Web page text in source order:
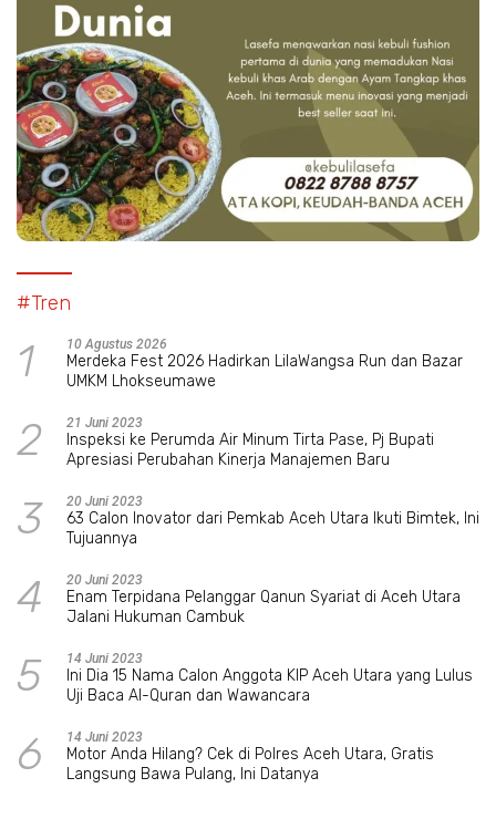
#Tren
1 10 Agustus 2026
Merdeka Fest 2026 Hadirkan LilaWangsa Run dan Bazar
UMKM Lhokseumawe
2 21 Juni 2023
Inspeksi ke Perumda Air Minum Tirta Pase, Pj Bupati
Apresiasi Perubahan Kinerja Manajemen Baru
3 20 Juni 2023
63 Calon Inovator dari Pemkab Aceh Utara Ikuti Bimtek, Ini
Tujuannya
4 20 Juni 2023
Enam Terpidana Pelanggar Qanun Syariat di Aceh Utara
Jalani Hukuman Cambuk
5 14 Juni 2023
Ini Dia 15 Nama Calon Anggota KIP Aceh Utara yang Lulus
Uji Baca Al-Quran dan Wawancara
6 14 Juni 2023
Motor Anda Hilang? Cek di Polres Aceh Utara, Gratis
Langsung Bawa Pulang, Ini Datanya